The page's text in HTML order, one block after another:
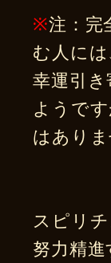
※注：完
む人に
幸運引
ようで
はありま
スピリ
努力精